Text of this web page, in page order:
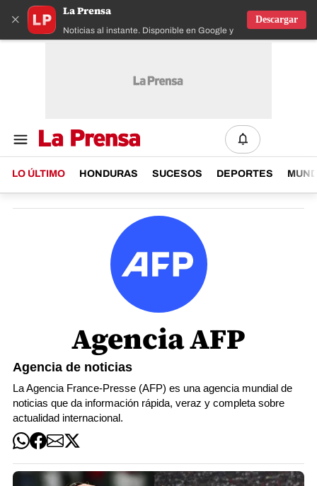
×
La Prensa
Noticias al instante. Disponible en Google y IOS
Descargar
LO ÚLTIMO HONDURAS SUCESOS DEPORTES
Agencia AFP
Agencia de noticias
La Agencia France-Presse (AFP) es una agencia mundial de
noticias que da información rápida, veraz y completa sobre
actualidad internacional.